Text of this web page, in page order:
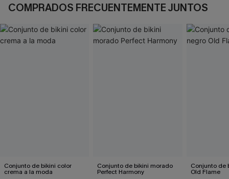
COMPRADOS FRECUENTEMENTE JUNTOS
Conjunto de bikini color
crema a la moda
Conjunto de bikini morado
Perfect Harmony
Conjunto de
Old Flame